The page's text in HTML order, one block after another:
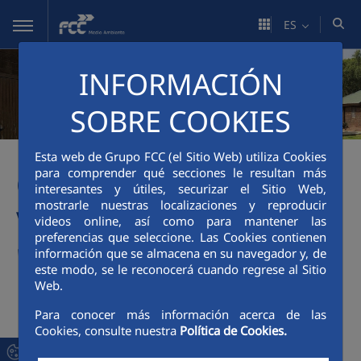
Saltar al contenido principal
INFORMACIÓN
SOBRE COOKIES
Esta web de Grupo FCC (el Sitio Web) utiliza Cookies
para comprender qué secciones le resultan más
interesantes y útiles, securizar el Sitio Web,
mostrarle nuestras localizaciones y reproducir
videos online, así como para mantener las
preferencias que seleccione. Las Cookies contienen
información que se almacena en su navegador y, de
este modo, se le reconocerá cuando regrese al Sitio
Web.
Para conocer más información acerca de las
Cookies, consulte nuestra Política de Cookies.
ES
CAMPAMENTO DE
VERANO ODS CEAAN
"COTO DE LA ISLETA"
PLAZO PARA EL ENVÍO DE